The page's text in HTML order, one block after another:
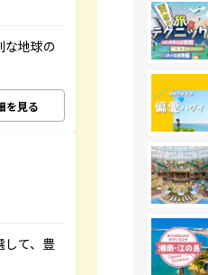
な地球の
を見る
して、豊